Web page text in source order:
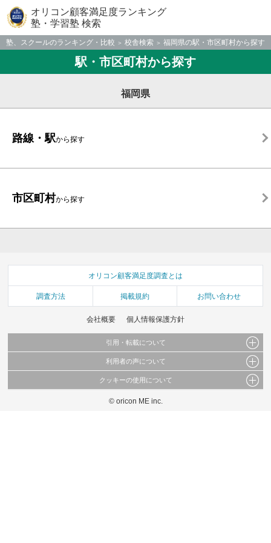
オリコン顧客満足度ランキング
塾・学習塾 検索
塾、スクールのランキング・比較 校舎検索 福岡県の駅・市区町村から探す
駅・市区町村から探す
福岡県
路線・駅から探す
市区町村から探す
オリコン顧客満足度調査とは
調査方法 掲載規約 お問い合わせ
会社概要 個人情報保護方針
引用・転載について
当サイトで公開されている情報（文字、写真、イラスト、画像データ等）及びこれらの配
これらの情報を権利者の許可なく無断転載・複製などの二次利用を行うことは固く禁じて
利用者の声について
当サイトに掲載している内容はすべてサービスの利用者が提出された見解・感想です。
弊社の見解・ 意見ではないことをご理解いただいた上でご覧ください。
クッキーの使用について
このサイトでは Cookie を使用して、ユーザーに合わせたコンテンツや広告の表示、ソー
© oricon ME inc.